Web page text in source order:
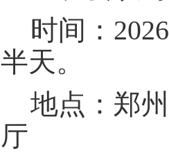
时间：
半天。
地点：郑
厅